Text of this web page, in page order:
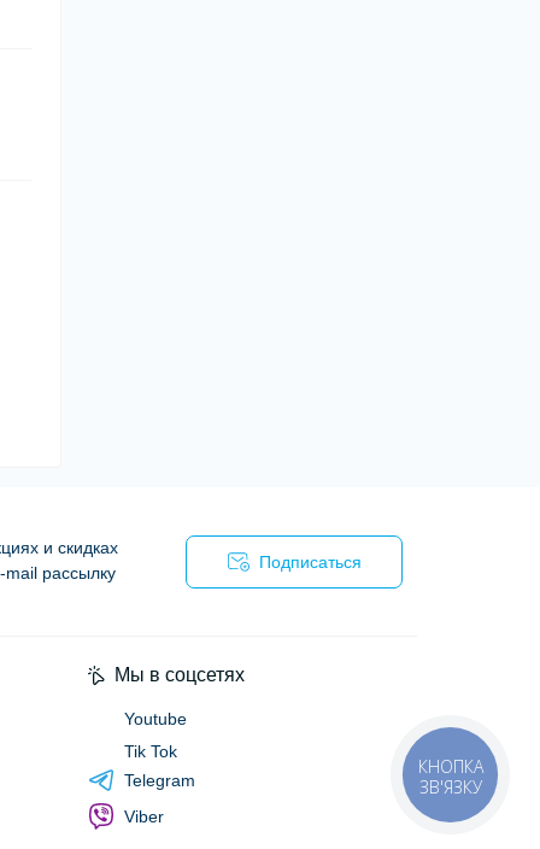
и скидках
рассылку
Подписаться
Мы в соцсетях
Youtube
Tik Tok
Telegram
Viber
КНОПКА
ЗВ'ЯЗКУ